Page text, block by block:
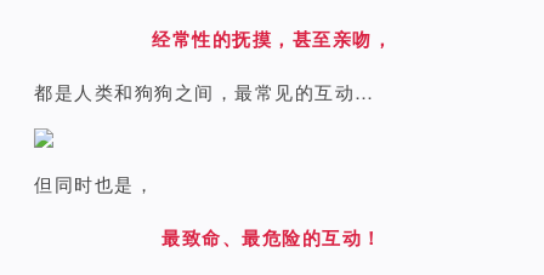
经常性的抚摸，甚至亲吻，
都是人类和狗狗之间，最常见的互动…
但同时也是，
最致命、最危险的互动！